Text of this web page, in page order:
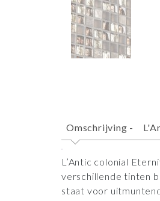
Omschrijving -
L’Antic colonial
verschillende tinten
staat voor